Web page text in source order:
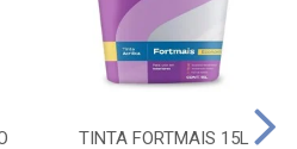
TINTA FORTMAIS 15L